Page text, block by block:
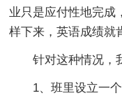
业只是应付性地完成
样下来，英语成绩就
针对这种情况，
1、班里设立一